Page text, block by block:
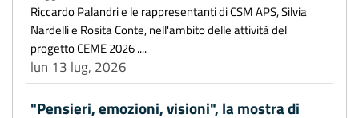
Riccardo Palandri e le rappresentanti di CSM APS, Silvia
Nardelli e Rosita Conte, nell'ambito delle attività del
progetto CEME 2026 ....
lun 13 lug, 2026
"Pensieri, emozioni, visioni", la mostra di